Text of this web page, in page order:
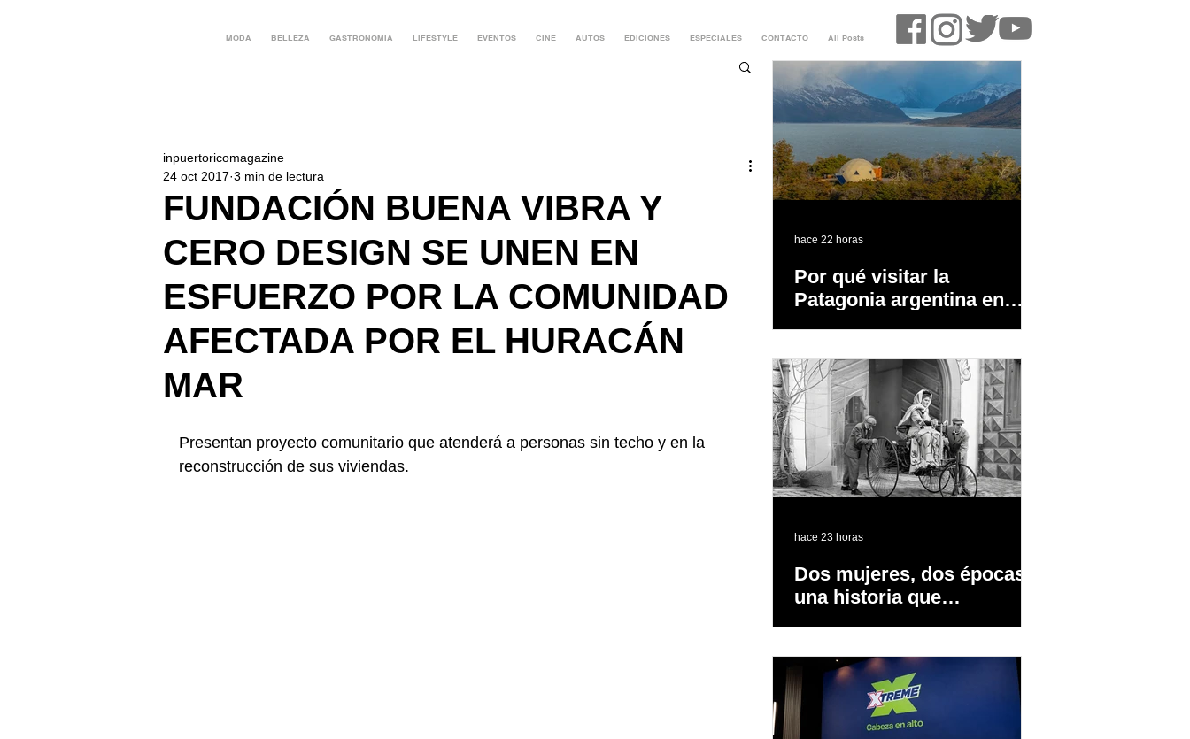
MODA BELLEZA GASTRONOMIA LIFESTYLE EVENTOS CINE AUTOS EDICIONES ESPECIALES CONTACTO All Posts
FUNDACIÓN BUENA VIBRA Y
CERO DESIGN SE UNEN EN
ESFUERZO POR LA COMUNIDAD
AFECTADA POR EL HURACÁN
MAR
inpuertoricomagazine
24 oct 2017 3 min de lectura
Presentan proyecto comunitario que atenderá a personas sin techo y en la
reconstrucción de sus viviendas.
Por qué visitar la
Patagonia argentina en
hace 22 horas
Dos mujeres, dos épocas y
una historia que
hace 23 horas